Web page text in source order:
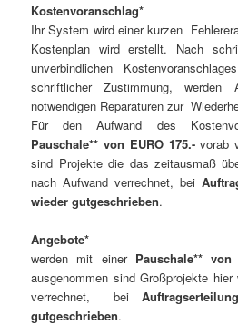
Kostenvoranschlag*
Ihr System wird einer kurzen
Kostenplan wird erstellt. Nach
unverbindlichen
schriftlicher Zustimmung, werden
notwendigen Reparaturen zur
Für den Aufwand des
Pauschale** von EURO 175.-vorab
sind Projekte die das zeitausmaß
nach Aufwand verrechnet, bei
wieder gutgeschrieben.
Angebote*
werden mit einer Pauschale** von
ausgenommen sind Großprojekte
verrechnet, bei
gutgeschrieben.